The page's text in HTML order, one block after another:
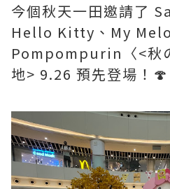
今個秋天一田邀請了
Hello Kitty、My
Pompompurin〈<秋
地> 9.26 預先登場！